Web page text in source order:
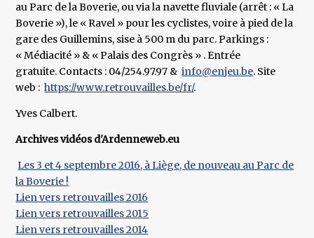
au Parc de la Boverie, ou via la navette fluviale (arrêt : « La
Boverie »), le « Ravel » pour les cyclistes, voire à pied de la
gare des Guillemins, sise à 500 m du parc. Parkings :
« Médiacité » & « Palais des Congrès » . Entrée
gratuite. Contacts : 04/254.97.97 &info@enjeu.be. Site
web :https://www.retrouvailles.be/fr/.
Yves Calbert.
Archives vidéos d'Ardenneweb.eu
Les 3 et 4 septembre 2016, à Liège, de nouveau au Parc de
la Boverie !
Lien vers retrouvailles 2016
Lien vers retrouvailles 2015
Lien vers retrouvailles 2014